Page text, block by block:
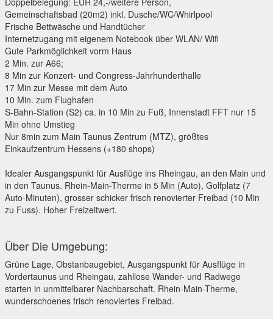
Gemeinschaftsbad (20m2) inkl. Dusche/WC/Whirlpool
Frische Bettwäsche und Handtücher
Internetzugang mit eigenem Notebook über WLAN/ Wifi
Gute Parkmöglichkeit vorm Haus
2 Min. zur A66;
8 Min zur Konzert- und Congress-Jahrhunderthalle
17 Min zur Messe mit dem Auto
10 Min. zum Flughafen
S-Bahn-Station (S2) ca. in 10 Min zu Fuß, Innenstadt FFT nur 15
Min ohne Umstieg
Nur 8min zum Main Taunus Zentrum (MTZ), größtes
Einkaufzentrum Hessens (+180 shops)
Idealer Ausgangspunkt für Ausflüge ins Rheingau, an den Main und
in den Taunus. Rhein-Main-Therme in 5 Min (Auto), Golfplatz (7
Auto-Minuten), grosser schicker frisch renovierter Freibad (10 Min
zu Fuss). Hoher Freizeitwert.
Über Die Umgebung:
Grüne Lage, Obstanbaugebiet, Ausgangspunkt für Ausflüge in
Vordertaunus und Rheingau, zahllose Wander- und Radwege
starten in unmittelbarer Nachbarschaft. Rhein-Main-Therme,
wunderschoenes frisch renoviertes Freibad.